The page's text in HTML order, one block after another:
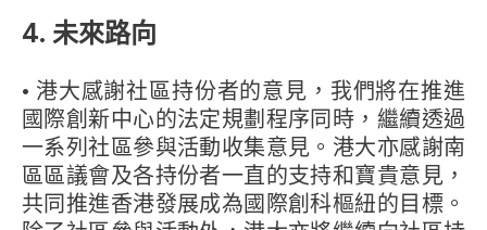
4. 未來路向
• 港大感謝社區持份者的意見，我們將在推進
國際創新中心的法定規劃程序同時，繼續透過
一系列社區參與活動收集意見。港大亦感謝南
區區議會及各持份者一直的支持和寶貴意見，
共同推進香港發展成為國際創科樞紐的目標。